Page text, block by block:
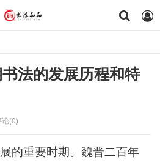
法的发展历程和特
论(0)
的重要时期。魏晋二百年